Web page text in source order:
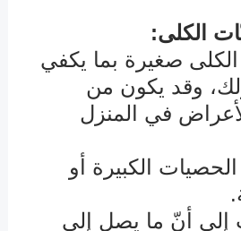
الكلى:
صغيرة بما يكفي
وقد يكون من
في المنزل
الكبيرة أو
إلى أنّ ما يصل إلى